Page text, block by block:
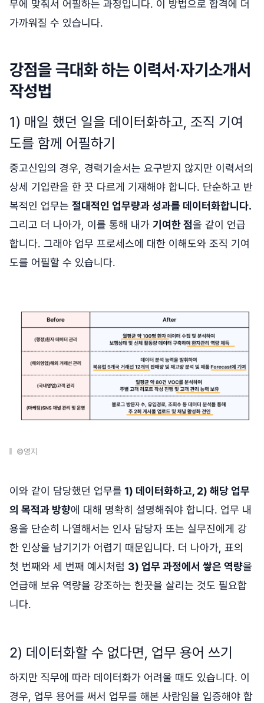
무에 맞춰서 어필하는 과정입니다. 이 방법으로 합격에 더
가까워질 수 있습니다.
강점을 극대화 하는 이력서·자기소개서
작성법
1) 매일 했던 일을 데이터화하고, 조직 기여
도를 함께 어필하기
중고신입의 경우, 경력기술서는 요구받지 않지만 이력서의
상세 기입란을 한 끗 다르게 기재해야 합니다. 단순하고 반
복적인 업무는 절대적인 업무량과 성과를 데이터화합니다.
그리고 더 나아가, 이를 통해 내가 기여한 점을 같이 언급
합니다. 그래야 업무 프로세스에 대한 이해도와 조직 기여
도를 어필할 수 있습니다.
©영지
이와 같이 담당했던 업무를 1) 데이터화하고, 2) 해당 업무
의 목적과 방향에 대해 명확히 설명해줘야 합니다. 업무 내
용을 단순히 나열해서는 인사 담당자 또는 실무진에게 강
한 인상을 남기기가 어렵기 때문입니다. 더 나아가, 표의
첫 번째와 세 번째 예시처럼 3) 업무 과정에서 쌓은 역량을
언급해 보유 역량을 강조하는 한끗을 살리는 것도 필요합
니다.
2) 데이터화할 수 없다면, 업무 용어 쓰기
하지만 직무에 따라 데이터화가 어려울 때도 있습니다. 이
경우, 업무 용어를 써서 업무를 해본 사람임을 입증해야 합